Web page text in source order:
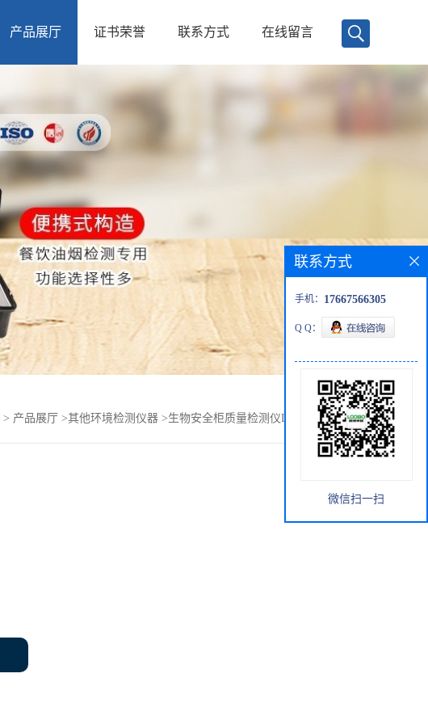
产品展厅 证书荣誉 联系方式 在线留言
> 产品展厅 >其他环境检测仪器 >生物安全柜质量检测仪LB-2116 青岛路博
联系方式
手机： 17667566305
Q Q：
微信扫一扫